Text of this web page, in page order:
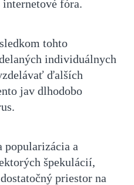
fóra.
tohto
individuálnych
ďalších
jav dlhodobo
a
špekulácií,
priestor na